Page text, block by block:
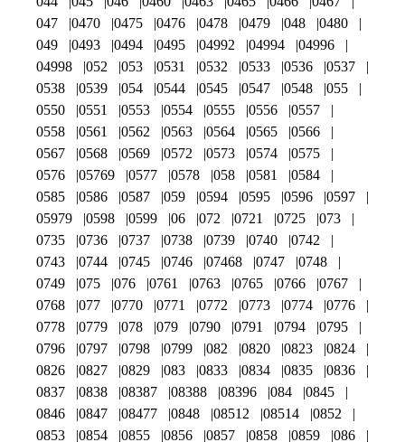
047
0470 0475 0476 0478 0479 048
0480
049
0493 0494 0495 04992 04994
04996
04998
052 053 0531 0532 0533 0536
0537
0538
0539 054 0544 0545 0547 0548
055
0550
0551 0553 0554 0555 0556
0557
0558
0561 0562 0563 0564 0565
0566
0567
0568 0569 0572 0573 0574
0575
0576
05769 0577 0578 058 0581
0584
0585
0586 0587 059 0594 0595 0596
0597
05979
0598 0599 06 072 0721 0725
073
0735
0736 0737 0738 0739 0740
0742
0743
0744 0745 0746 07468 0747
0748
0749
075 076 0761 0763 0765 0766
0767
0768
077 0770 0771 0772 0773 0774
0776
0778
0779 078 079 0790 0791 0794
0795
0796
0797 0798 0799 082 0820 0823
0824
0826
0827 0829 083 0833 0834 0835
0836
0837
0838 08387 08388 08396 084
0845
0846
0847 08477 0848 08512 08514
0852
0853
0854 0855 0856 0857 0858 0859
086